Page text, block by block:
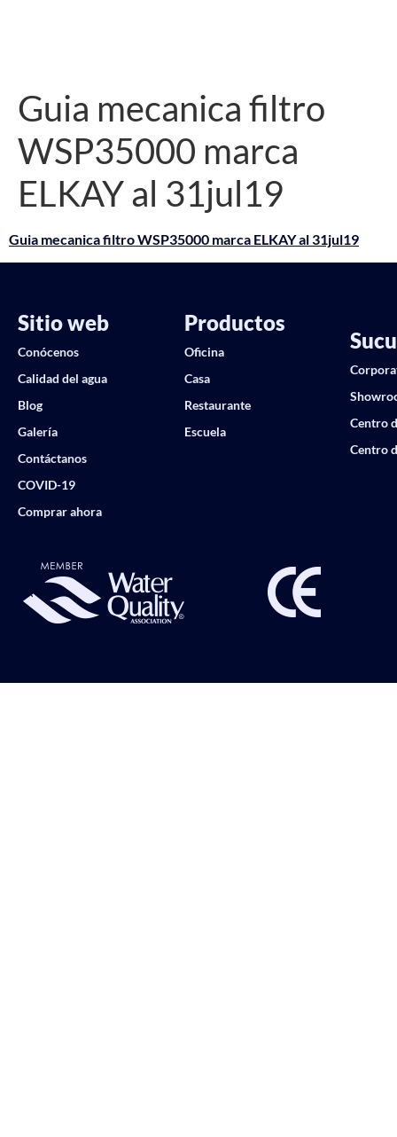
Guia mecanica filtro
WSP35000 marca
ELKAY al 31jul19
Guia mecanica filtro WSP35000 marca ELKAY al 31jul19
Sitio web
Conócenos
Calidad del agua
Blog
Galería
Contáctanos
COVID-19
Comprar ahora
Productos
Oficina
Casa
Restaurante
Escuela
Centro
Centro